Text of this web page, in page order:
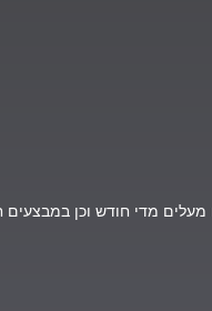
מדי חודש וכן